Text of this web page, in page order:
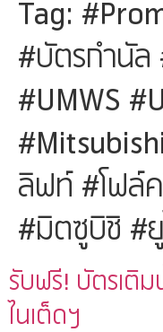
Tag:
#บัตรกำนัล
#UMWS
ลิฟท์ #โฟล์
#มิตซูบิชิ #
รับฟรี! บัตรเติม
ไนเต็ดฯ